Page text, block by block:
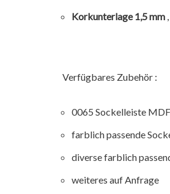
Korkunterlage 1,5 mm
Verfügbares Zubehör :
0065 Sockelleiste
farblich passende
diverse farblich
weiteres auf Anfrage